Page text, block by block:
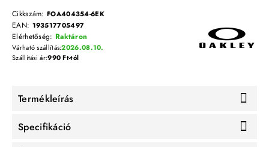
Cikkszám: FOA404354-6EK
EAN: 193517705497
Elérhetőség: Raktáron
Várható szállítás:2026.08.10.
Szállítási ár:990 Ft-tól
Termékleírás
Specifikáció